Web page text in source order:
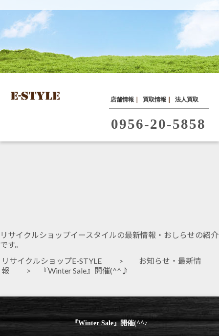
店舗情報 買取情報 法人買取
0956-20-5858
リサイクルショップイースタイルの最新情報・おしらせの紹介
です。
リサイクルショップE-STYLE
> お知らせ・最新情
報
> 『Winter Sale』開催(^^♪
『Winter Sale』開催(^^♪